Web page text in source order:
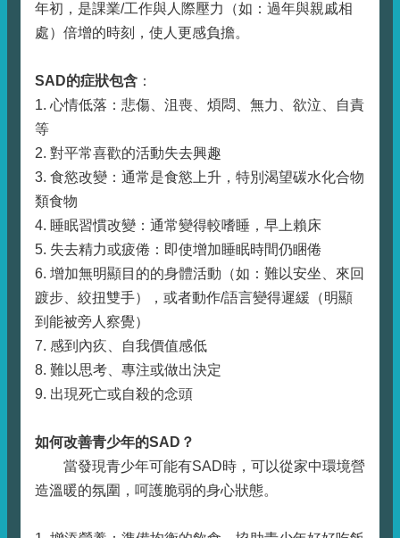
年初，是課業/工作與人際壓力（如：過年與親戚相
處）倍增的時刻，使人更感負擔。
SAD的症狀包含 ：
1. 心情低落：悲傷、沮喪、煩悶、無力、欲泣、自責
等
2. 對平常喜歡的活動失去興趣
3. 食慾改變：通常是食慾上升，特別渴望碳水化合物
類食物
4. 睡眠習慣改變：通常變得較嗜睡，早上賴床
5. 失去精力或疲倦：即使增加睡眠時間仍睏倦
6. 增加無明顯目的的身體活動（如：難以安坐、來回
踱步、絞扭雙手），或者動作/語言變得遲緩（明顯
到能被旁人察覺）
7. 感到內疚、自我價值感低
8. 難以思考、專注或做出決定
9. 出現死亡或自殺的念頭
如何改善青少年的SAD？
當發現青少年可能有SAD時，可以從家中環境營
造溫暖的氛圍，呵護脆弱的身心狀態。